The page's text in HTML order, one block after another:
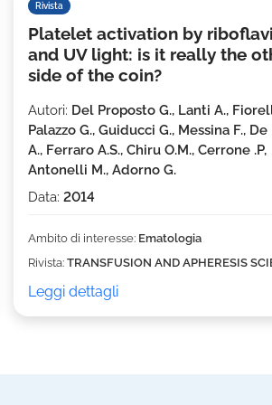
Rivista
Platelet activation by
and UV light: is it really the
side of the coin?
Autori: Del Proposto G., Lanti A.,
Palazzo G., Guiducci G., Messina F., De
A., Ferraro A.S., Chiru O.M., Cerrone .P,
Antonelli M., Adorno G.
Data: 2014
Ambito di interesse: Ematologia
Rivista: TRANSFUSION AND APHERESIS
Leggi dettagli